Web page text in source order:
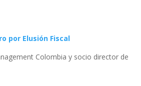
por Elusión Fiscal
Colombia y socio director de